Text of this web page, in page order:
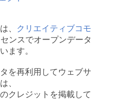
、
クリエイティブコモ
ンスでオープンデータ
ます。
を再利用してウェブサ
、
クレジットを掲載して